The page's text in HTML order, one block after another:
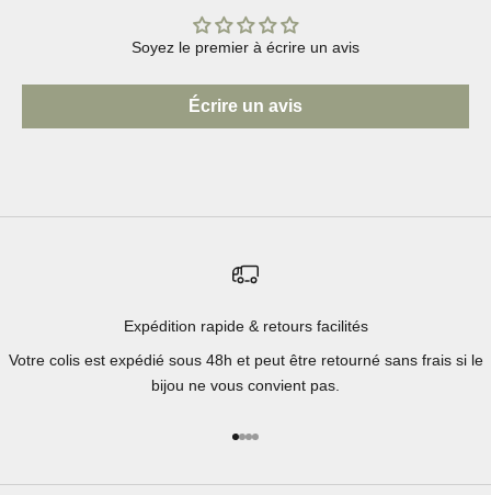
Soyez le premier à écrire un avis
Écrire un avis
Expédition rapide & retours facilités
Votre colis est expédié sous 48h et peut être retourné sans frais si le
bijou ne vous convient pas.
Aller à l'élément 1
Aller à l'élément 2
Aller à l'élément 3
Aller à l'élément 4